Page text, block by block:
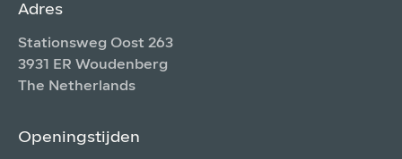
Adres
Stationsweg Oost 263
3931 ER Woudenberg
The Netherlands
Openingstijden